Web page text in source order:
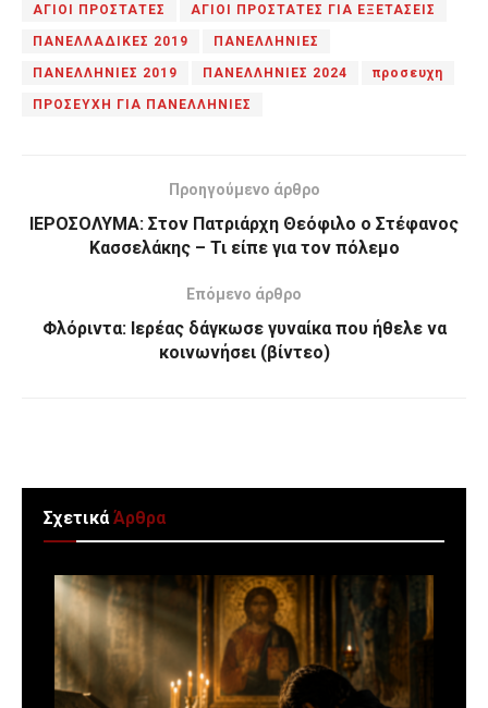
ΑΓΙΟΙ ΠΡΟΣΤΑΤΕΣ ΑΓΙΟΙ ΠΡΟΣΤΑΤΕΣ ΓΙΑ ΕΞΕΤΑΣΕΙΣ
ΠΑΝΕΛΛΑΔΙΚΕΣ 2019 ΠΑΝΕΛΛΗΝΙΕΣ
ΠΑΝΕΛΛΗΝΙΕΣ 2019 ΠΑΝΕΛΛΗΝΙΕΣ 2024 προσευχη
ΠΡΟΣΕΥΧΗ ΓΙΑ ΠΑΝΕΛΛΗΝΙΕΣ
Προηγούμενο άρθρο
ΙΕΡΟΣΟΛΥΜΑ: Στον Πατριάρχη Θεόφιλο ο Στέφανος
Κασσελάκης – Τι είπε για τον πόλεμο
Επόμενο άρθρο
Φλόριντα: Ιερέας δάγκωσε γυναίκα που ήθελε να
κοινωνήσει (βίντεο)
ΣχετικάΆρθρα